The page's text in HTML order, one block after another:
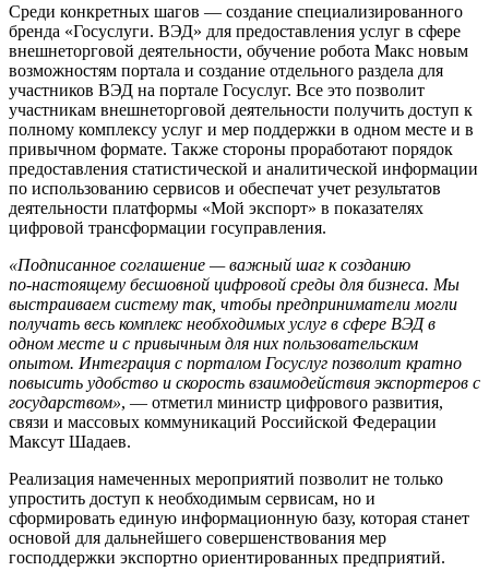
Среди конкретных шагов — создание специализированного
бренда «Госуслуги. ВЭД» для предоставления услуг в сфере
внешнеторговой деятельности, обучение робота Макс новым
возможностям портала и создание отдельного раздела для
участников ВЭД на портале Госуслуг. Все это позволит
участникам внешнеторговой деятельности получить доступ к
полному комплексу услуг и мер поддержки в одном месте и в
привычном формате. Также стороны проработают порядок
предоставления статистической и аналитической информации
по использованию сервисов и обеспечат учет результатов
деятельности платформы «Мой экспорт» в показателях
цифровой трансформации госуправления.
«Подписанное соглашение — важный шаг к созданию
по‑настоящему бесшовной цифровой среды для бизнеса. Мы
выстраиваем систему так, чтобы предприниматели могли
получать весь комплекс необходимых услуг в сфере ВЭД в
одном месте и с привычным для них пользовательским
опытом. Интеграция с порталом Госуслуг позволит кратно
повысить удобство и скорость взаимодействия экспортеров с
государством», — отметил министр цифрового развития,
связи и массовых коммуникаций Российской Федерации
Максут Шадаев.
Реализация намеченных мероприятий позволит не только
упростить доступ к необходимым сервисам, но и
сформировать единую информационную базу, которая станет
основой для дальнейшего совершенствования мер
господдержки экспортно ориентированных предприятий.